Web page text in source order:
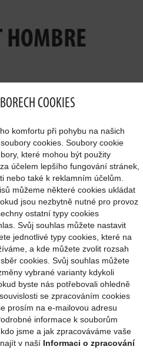
HOMBRE
delantera lleva una impresión
impreso en negro en la
de perforado. En la nuca,
está cubierta y reforzada
Lavar con colores
pueden diferir
COOKIES
komfortu při pohybu na našich
cookies. Soubory cookie
které mohou být použity
účelem lepšího fungování stránek,
nebo také k reklamním účelům.
můžeme některé cookies ukládat
jsou nezbytně nutné pro provoz
ostatní typy cookies
Svůj souhlas můžete nastavit
jednotlivé typy cookies, které na
a kde můžete zvolit rozsah
cookies. Svůj souhlas můžete
vybrané varianty kdykoli
byste nás potřebovali ohledně
se zpracováním cookies
prosím na e-mailovou adresu
informace k souborům
jsme a jak zpracováváme vaše
v naší Informaci o zpracování